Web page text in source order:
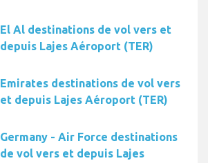
El Al destinations de vol vers et
depuis Lajes Aéroport (TER)
Emirates destinations de vol vers
et depuis Lajes Aéroport (TER)
Germany - Air Force destinations
de vol vers et depuis Lajes